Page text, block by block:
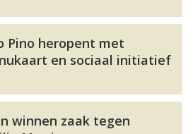
Pino heropent met
en sociaal initiatief
winnen zaak tegen